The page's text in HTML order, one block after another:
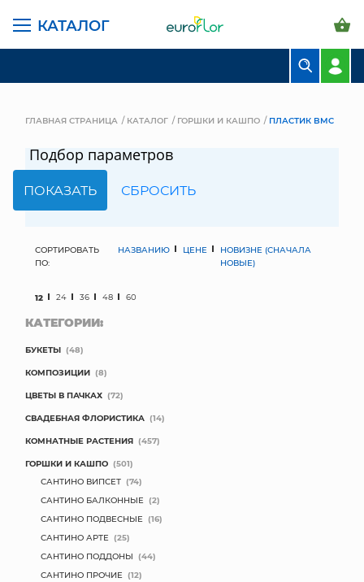
КАТАЛОГ
ГОРШКИ И КАШПО
СУНДУКИ
ИСКУССТВЕННЫЕ ЦВЕТЫ
ПАКЕТЫ И СУМКИ
ГЛАВНАЯ СТРАНИЦА КАТАЛОГ ГОРШКИ И КАШПО ПЛАСТИК BMC
Подбор параметров
СОРТИРОВАТЬ
ПО:
НАЗВАНИЮ ЦЕНЕ
НОВИЗНЕ (СНАЧАЛА
НОВЫЕ)
12 24 36 48 60
КАТЕГОРИИ:
БУКЕТЫ (48)
КОМПОЗИЦИИ (8)
ЦВЕТЫ В ПАЧКАХ (72)
СВАДЕБНАЯ ФЛОРИСТИКА (14)
КОМНАТНЫЕ РАСТЕНИЯ (457)
ГОРШКИ И КАШПО (501)
САНТИНО ВИПСЕТ (74)
САНТИНО БАЛКОННЫЕ (2)
САНТИНО ПОДВЕСНЫЕ (16)
САНТИНО АРТЕ (25)
САНТИНО ПОДДОНЫ (44)
САНТИНО ПРОЧИЕ (12)